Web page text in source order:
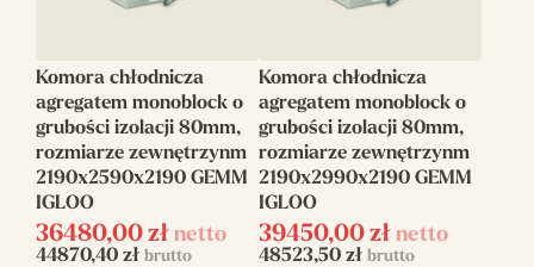
Komora chłodnicza
agregatem monoblock o
grubości izolacji 80mm,
rozmiarze zewnętrzynm
2190x2590x2190 GEMM
IGLOO
36480,00 zł netto
44870,40 zł brutto
Komora chłodnicza
agregatem monoblock o
grubości izolacji 80mm,
rozmiarze zewnętrzynm
2190x2990x2190 GEMM
IGLOO
39450,00 zł netto
48523,50 zł brutto